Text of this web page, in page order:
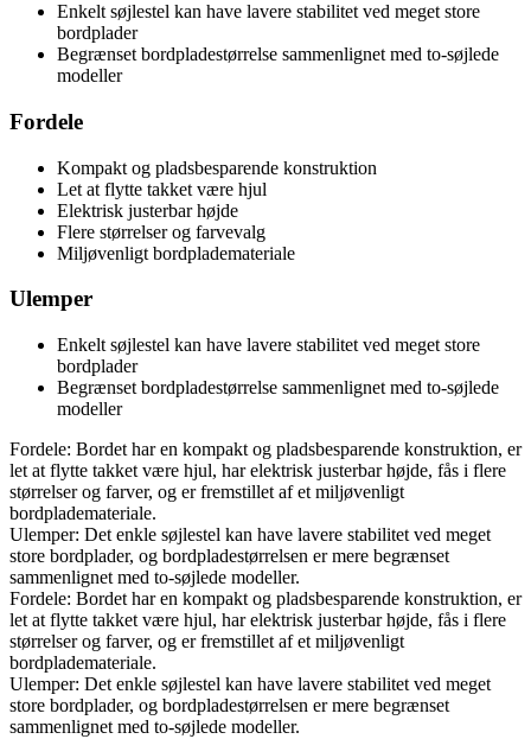
Enkelt søjlestel kan have lavere stabilitet ved meget store
bordplader
Begrænset bordpladestørrelse sammenlignet med to-søjlede
modeller
Fordele
Kompakt og pladsbesparende konstruktion
Let at flytte takket være hjul
Elektrisk justerbar højde
Flere størrelser og farvevalg
Miljøvenligt bordplademateriale
Ulemper
Enkelt søjlestel kan have lavere stabilitet ved meget store
bordplader
Begrænset bordpladestørrelse sammenlignet med to-søjlede
modeller
Fordele: Bordet har en kompakt og pladsbesparende konstruktion, er
let at flytte takket være hjul, har elektrisk justerbar højde, fås i flere
størrelser og farver, og er fremstillet af et miljøvenligt
bordplademateriale.
Ulemper: Det enkle søjlestel kan have lavere stabilitet ved meget
store bordplader, og bordpladestørrelsen er mere begrænset
sammenlignet med to-søjlede modeller.
Fordele: Bordet har en kompakt og pladsbesparende konstruktion, er
let at flytte takket være hjul, har elektrisk justerbar højde, fås i flere
størrelser og farver, og er fremstillet af et miljøvenligt
bordplademateriale.
Ulemper: Det enkle søjlestel kan have lavere stabilitet ved meget
store bordplader, og bordpladestørrelsen er mere begrænset
sammenlignet med to-søjlede modeller.